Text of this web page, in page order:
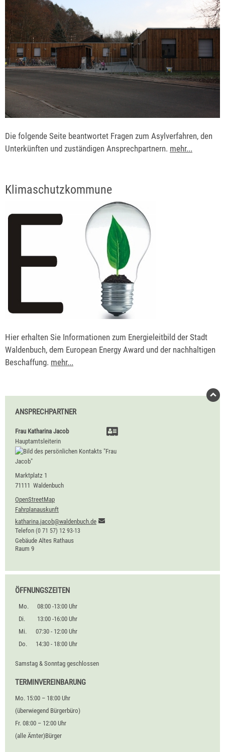
Die folgende Seite beantwortet Fragen zum Asylverfahren, den
Unterkünften und zuständigen Ansprechpartnern. mehr...
Klimaschutzkommune
Hier erhalten Sie Informationen zum Energieleitbild der Stadt
Waldenbuch, dem European Energy Award und der nachhaltigen
Beschaffung. mehr...
ANSPRECHPARTNER
Frau Katharina Jacob
Hauptamtsleiterin
Marktplatz 1
71111 Waldenbuch
OpenStreetMap
Fahrplanauskunft
katharina.jacob@waldenbuch.de
Telefon (0 71 57) 12 93-13
Gebäude Altes Rathaus
Raum 9
ÖFFNUNGSZEITEN
Mo.
08:00 -13:00 Uhr
Di.
13:00 -16:00 Uhr
Mi.
07:30 - 12:00 Uhr
Do.
14:30 - 18:00 Uhr
Samstag & Sonntag geschlossen
TERMINVEREINBARUNG
Mo. 15:00 – 18:00 Uhr
(überwiegend Bürgerbüro)
Fr. 08:00 – 12:00 Uhr
(alle Ämter)Bürger